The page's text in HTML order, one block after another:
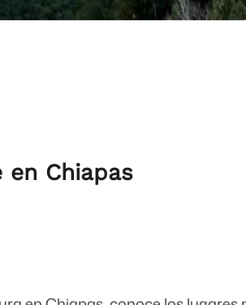
en Chiapas